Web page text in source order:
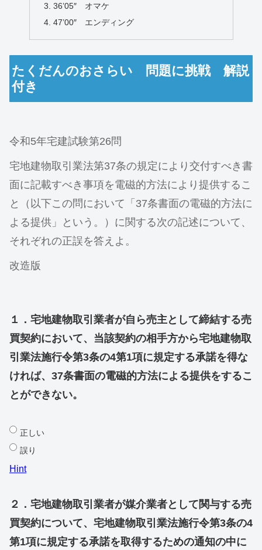
36’05″ オマケ
47’00″ エンディング
たくだんのおさらい 問題に挑戦 解説
付き
令和5年宅建試験第26問
宅地建物取引業法第37条の規定により交付すべき書
面に記載すべき事項を電磁的方法により提供するこ
と（以下この問において「37条書面の電磁的方法に
よる提供」という。）に関する次の記述について、
それぞれの正誤を答えよ。
改造版
１．宅地建物取引業者が自ら売主として締結する売
買契約において、当該契約の相手方から宅地建物取
引業法施行令第3条の4第1項に規定する承諾を得な
ければ、37条書面の電磁的方法による提供をするこ
とができない。
正しい
誤り
Hint
２．宅地建物取引業者が媒介業者として関与する売
買契約について、宅地建物取引業法施行令第3条の4
第1項に規定する承諾を取得するための通知の中に